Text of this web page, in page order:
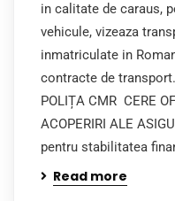
in calitate de caraus,
vehicule, vizeaza
inmatriculate in
contracte de
POLIȚA CMR CERE
ACOPERIRI ALE
pentru stabilitatea
Read more